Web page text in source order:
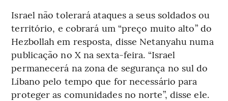
Israel não tolerará ataques a seus soldados ou
território, e cobrará um “preço muito alto” do
Hezbollah em resposta, disse Netanyahu numa
publicação no X na sexta-feira. “Israel
permanecerá na zona de segurança no sul do
Líbano pelo tempo que for necessário para
proteger as comunidades no norte”, disse ele.